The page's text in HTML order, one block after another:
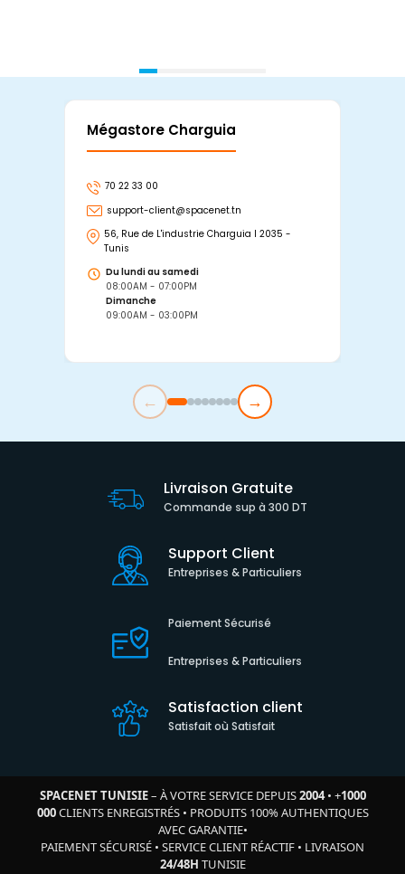
Mégastore Charguia
70 22 33 00
support-client@spacenet.tn
56, Rue de L'industrie Charguia I 2035 -
Tunis
Du lundi au samedi
08:00AM - 07:00PM
Dimanche
09:00AM - 03:00PM
← →
Livraison Gratuite
Commande sup à 300 DT
Support Client
Entreprises & Particuliers
Paiement Sécurisé
Entreprises & Particuliers
Satisfaction client
Satisfait où Satisfait
SPACENET TUNISIE– À VOTRE SERVICE DEPUIS2004• +1000
000CLIENTS ENREGISTRÉS• PRODUITS 100% AUTHENTIQUES
AVEC GARANTIE•
PAIEMENT SÉCURISÉ • SERVICE CLIENT RÉACTIF • LIVRAISON
24/48H TUNISIE